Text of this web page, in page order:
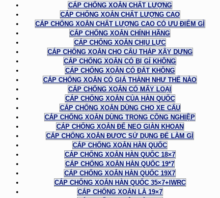
CÁP CHỐNG XOẮN CHẤT LƯỢNG
CÁP CHỐNG XOẮN CHẤT LƯỢNG CAO
CÁP CHỐNG XOẮN CHẤT LƯỢNG CAO CÓ ƯU ĐIỂM GÌ
CÁP CHỐNG XOẮN CHÍNH HÃNG
CÁP CHỐNG XOẮN CHỊU LỰC
CÁP CHỐNG XOẮN CHO CẨU THÁP XÂY DỰNG
CÁP CHỐNG XOẮN CÓ BỊ GỈ KHÔNG
CÁP CHỐNG XOẮN CÓ ĐẮT KHÔNG
CÁP CHỐNG XOẮN CÓ GIÁ THÀNH NHƯ THẾ NÀO
CÁP CHỐNG XOẮN CÓ MẤY LOẠI
CÁP CHỐNG XOẮN CỦA HÀN QUỐC
CÁP CHỐNG XOẮN DÙNG CHO XE CẨU
CÁP CHỐNG XOẮN DÙNG TRONG CÔNG NGHIỆP
CÁP CHỐNG XOẮN ĐỂ NEO GIÀN KHOAN
CÁP CHỐNG XOẮN ĐƯỢC SỬ DỤNG ĐỂ LÀM GÌ
CÁP CHỐNG XOẮN HÀN QUỐC
CÁP CHỐNG XOẮN HÀN QUỐC 18×7
CÁP CHỐNG XOẮN HÀN QUỐC 19*7
CÁP CHỐNG XOẮN HÀN QUỐC 19X7
CÁP CHỐNG XOẮN HÀN QUỐC 35×7+IWRC
CÁP CHỐNG XOẮN LÀ 19×7